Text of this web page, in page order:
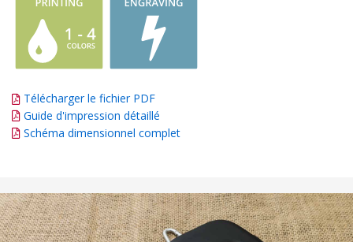
Télécharger le fichier PDF
Guide d'impression détaillé
Schéma dimensionnel complet